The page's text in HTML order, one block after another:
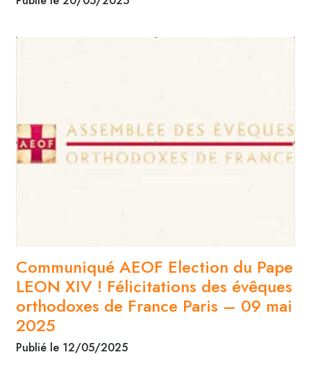
Communiqué AEOF Election du Pape
LEON XIV ! Félicitations des évêques
orthodoxes de France Paris – 09 mai
2025
Publié le 12/05/2025